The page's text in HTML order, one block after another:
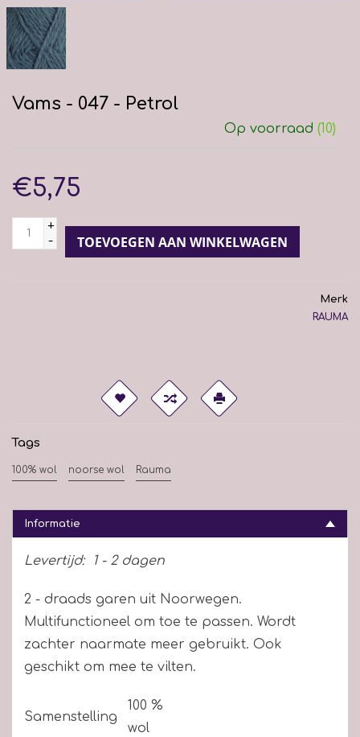
Vams - 047 - Petrol
Op voorraad (10)
€5,75
+
-
TOEVOEGEN AAN WINKELWAGEN
Merk
RAUMA
Tags
100% wol noorse wol Rauma
Informatie
Levertijd: 1 - 2 dagen
2 - draads garen uit Noorwegen.
Multifunctioneel om toe te passen. Wordt
zachter naarmate meer gebruikt. Ook
geschikt om mee te vilten.
Samenstelling
100 %
wol